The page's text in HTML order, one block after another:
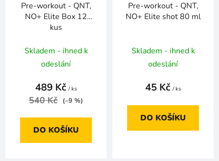
Pre-workout - QNT,
NO+ Elite Box 12
kus
Skladem - ihned k
odeslání
489 Kč / ks
540 Kč (–9 %)
DO KOŠÍKU
Pre-workout - QNT,
NO+ Elite shot 80 ml
Skladem - ihned k
odeslání
45 Kč / ks
DO KOŠÍKU